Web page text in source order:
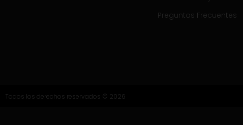
Preguntas Frecuentes
Todos los derechos reservados © 2026